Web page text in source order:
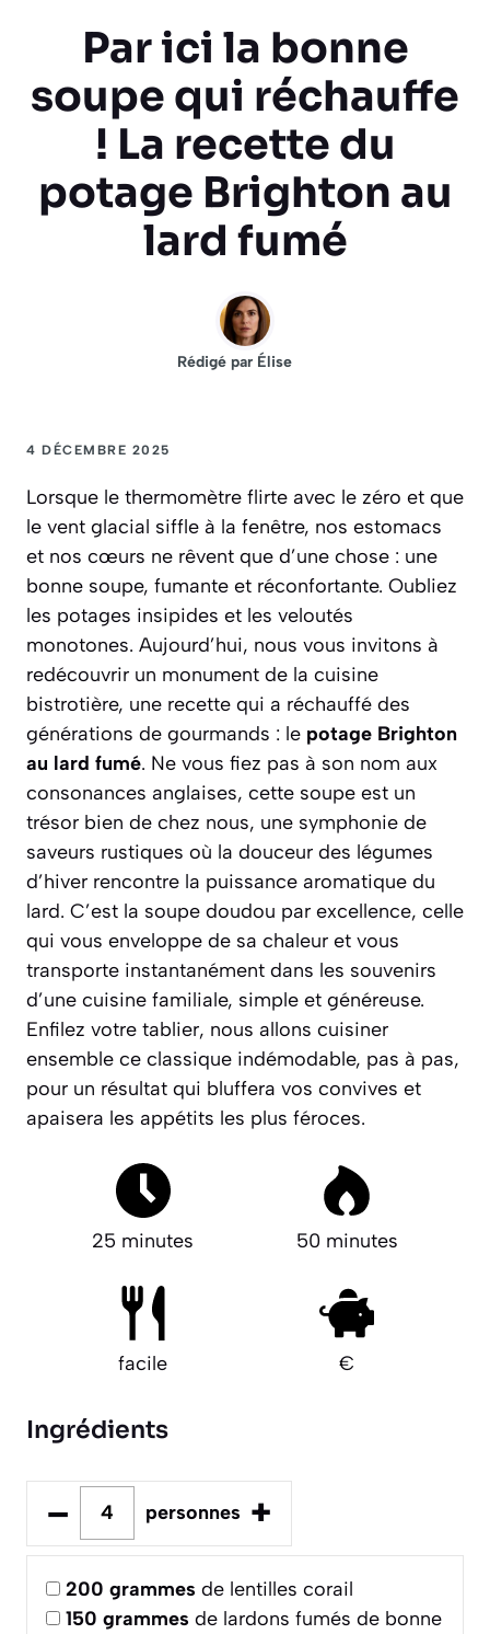
Par ici la bonne
soupe qui réchauffe
! La recette du
potage Brighton au
lard fumé
Rédigé par Élise
4 DÉCEMBRE 2025
Lorsque le thermomètre flirte avec le zéro et que
le vent glacial siffle à la fenêtre, nos estomacs
et nos cœurs ne rêvent que d’une chose : une
bonne soupe, fumante et réconfortante. Oubliez
les potages insipides et les veloutés
monotones. Aujourd’hui, nous vous invitons à
redécouvrir un monument de la cuisine
bistrotière, une recette qui a réchauffé des
générations de gourmands : le potage Brighton
au lard fumé. Ne vous fiez pas à son nom aux
consonances anglaises, cette soupe est un
trésor bien de chez nous, une symphonie de
saveurs rustiques où la douceur des légumes
d’hiver rencontre la puissance aromatique du
lard. C’est la soupe doudou par excellence, celle
qui vous enveloppe de sa chaleur et vous
transporte instantanément dans les souvenirs
d’une cuisine familiale, simple et généreuse.
Enfilez votre tablier, nous allons cuisiner
ensemble ce classique indémodable, pas à pas,
pour un résultat qui bluffera vos convives et
apaisera les appétits les plus féroces.
25 minutes 50 minutes
facile €
Ingrédients
– personnes +
200 grammes de lentilles corail
150 grammes de lardons fumés de bonne